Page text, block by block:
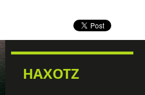
HAXOTZ